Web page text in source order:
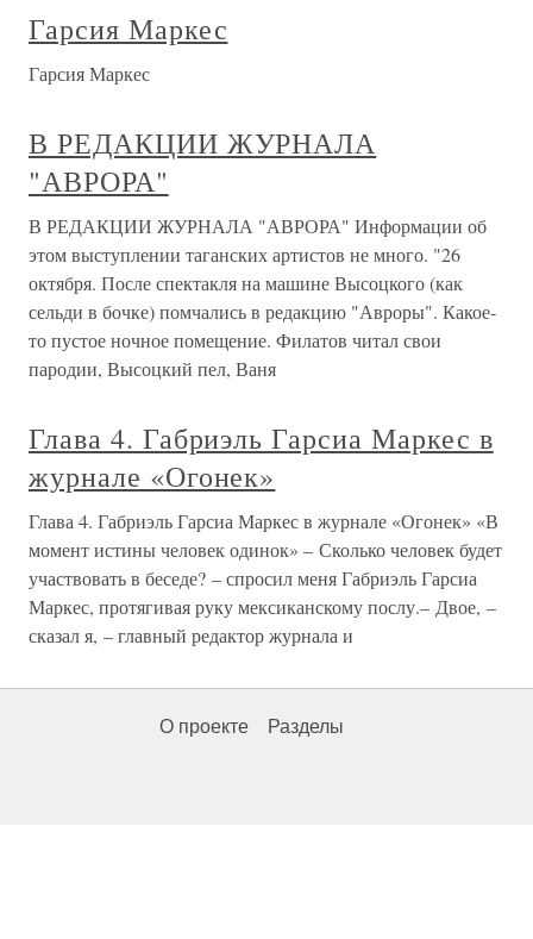
Гарсия Маркес
Гарсия Маркес
В РЕДАКЦИИ ЖУРНАЛА
"АВРОРА"
В РЕДАКЦИИ ЖУРНАЛА "АВРОРА" Информации об
этом выступлении таганских артистов не много. "26
октября. После спектакля на машине Высоцкого (как
сельди в бочке) помчались в редакцию "Авроры". Какое-
то пустое ночное помещение. Филатов читал свои
пародии, Высоцкий пел, Ваня
Глава 4. Габриэль Гарсиа Маркес в
журнале «Огонек»
Глава 4. Габриэль Гарсиа Маркес в журнале «Огонек» «В
момент истины человек одинок» – Сколько человек будет
участвовать в беседе? – спросил меня Габриэль Гарсиа
Маркес, протягивая руку мексиканскому послу.– Двое, –
сказал я, – главный редактор журнала и
О проекте Разделы